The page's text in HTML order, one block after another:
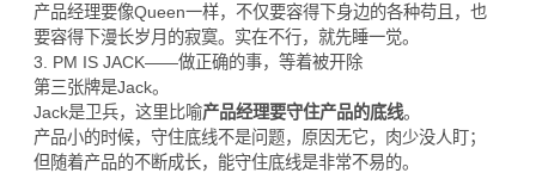
产品经理要像Queen一样，不仅要容得下身边的各种苟且，也
要容得下漫长岁月的寂寞。实在不行，就先睡一觉。
3. PM IS JACK——做正确的事，等着被开除
第三张牌是Jack。
Jack是卫兵，这里比喻产品经理要守住产品的底线。
产品小的时候，守住底线不是问题，原因无它，肉少没人盯；
但随着产品的不断成长，能守住底线是非常不易的。